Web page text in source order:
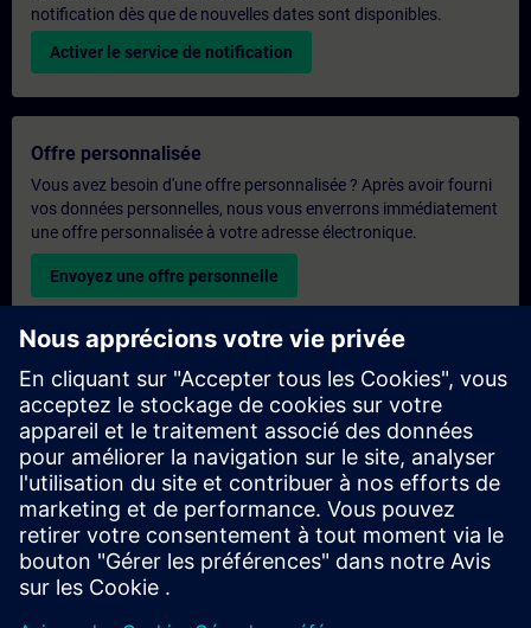
notification dès que de nouvelles dates sont disponibles.
Activer le service de notification
Offre personnalisée
Vous avez besoin d'une offre personnalisée ? Après avoir fourni
vos données personnelles, nous vous enverrons immédiatement
une offre personnalisée à votre adresse électronique.
Envoyez une offre personnelle
Demande de formation exclusive
Veuillez remplir le formulaire ci-dessous si vous souhaitez
obtenir un devis pour une formation exclusive, que ce soit sur
site, en ligne ou dans notre centre de formation SITRAIN. Ce
type de demande convient aux groupes plus importants (6
personnes ou plus). Après avoir fourni vos coordonnées et vos
besoins en matière de formation, vous recevrez un devis de
notre part.
Demander un devis exclusif